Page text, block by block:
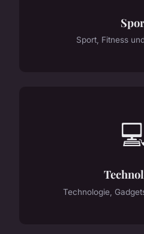
Sport, Fitness
Technologie,